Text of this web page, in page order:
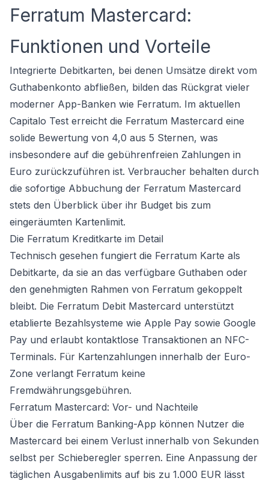
Ferratum Mastercard:
Funktionen und Vorteile
Integrierte Debitkarten, bei denen Umsätze direkt vom
Guthabenkonto abfließen, bilden das Rückgrat vieler
moderner App-Banken wie Ferratum. Im aktuellen
Capitalo Test erreicht die Ferratum Mastercard eine
solide Bewertung von 4,0 aus 5 Sternen, was
insbesondere auf die gebührenfreien Zahlungen in
Euro zurückzuführen ist. Verbraucher behalten durch
die sofortige Abbuchung der Ferratum Mastercard
stets den Überblick über ihr Budget bis zum
eingeräumten Kartenlimit.
Die Ferratum Kreditkarte im Detail
Technisch gesehen fungiert die Ferratum Karte als
Debitkarte, da sie an das verfügbare Guthaben oder
den genehmigten Rahmen von Ferratum gekoppelt
bleibt. Die Ferratum Debit Mastercard unterstützt
etablierte Bezahlsysteme wie Apple Pay sowie Google
Pay und erlaubt kontaktlose Transaktionen an NFC-
Terminals. Für Kartenzahlungen innerhalb der Euro-
Zone verlangt Ferratum keine
Fremdwährungsgebühren.
Ferratum Mastercard: Vor- und Nachteile
Über die Ferratum Banking-App können Nutzer die
Mastercard bei einem Verlust innerhalb von Sekunden
selbst per Schieberegler sperren. Eine Anpassung der
täglichen Ausgabenlimits auf bis zu 1.000 EUR lässt